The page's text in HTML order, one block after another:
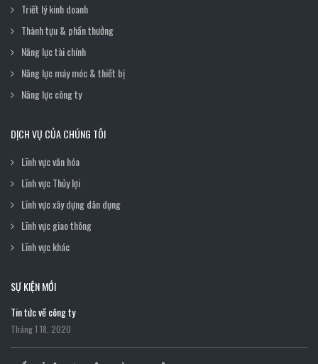
Triết lý kinh doanh
Thành tựu & phần thưởng
Năng lực tài chính
Năng lực máy móc & thiết bị
Năng lực công ty
DỊCH VỤ CỦA CHÚNG TÔI
Lĩnh vực văn hóa
Lĩnh vực Thủy lợi
Lĩnh vực xây dựng dân dụng
Lĩnh vực giao thông
Lĩnh vực khác
SỰ KIỆN MỚI
Tin tức về công ty
Tháng 1 18, 2020